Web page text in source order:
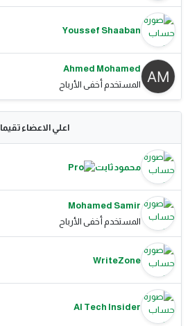
Youssef Shaaban
Ahmed Mohamed
المستخدم أخفى الأرباح
اعلي الاعضاء تقيما
محمود ثابت
Mohamed Samir
المستخدم أخفى الأرباح
WriteZone
AI Tech Insider